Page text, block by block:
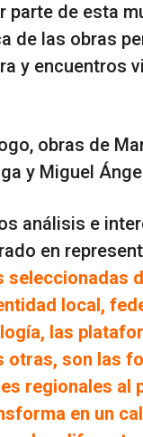
de esta
de las obras
y encuentros
obras de
y Miguel
análisis e
en
seleccionadas
local,
las
otras, son las
regionales al
en un